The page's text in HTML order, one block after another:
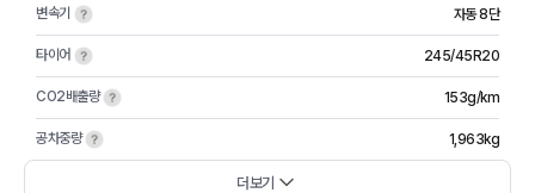
변속기 자동 8단
타이어 245/45R20
CO2배출량 153g/km
공차중량 1,963kg
더보기